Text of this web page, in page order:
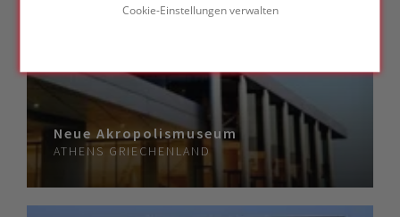
Cookie-Einstellungen verwalten
Neue Akropolismuseum
ATHENS GRIECHENLAND